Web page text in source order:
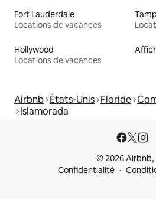
Fort Lauderdale
Locations de vacances
Hollywood
Locations de vacances
Airbnb États-Unis Floride
Islamorada
© 2026 Airbnb,
Confidentialité